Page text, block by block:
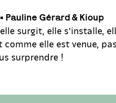
Pauline Gérard & Kioup
surgit, elle s’installe,
elle est venue,
surprendre !